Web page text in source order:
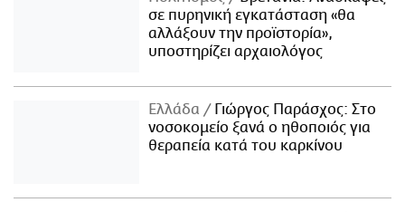
σε πυρηνική εγκατάσταση «θα
αλλάξουν την προϊστορία»,
υποστηρίζει αρχαιολόγος
Ελλάδα
Γιώργος Παράσχος: Στο
νοσοκομείο ξανά ο ηθοποιός για
θεραπεία κατά του καρκίνου